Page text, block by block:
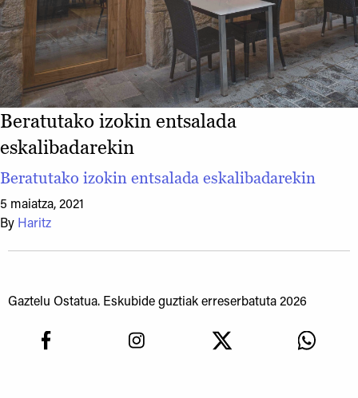
Beratutako izokin entsalada
eskalibadarekin
Beratutako izokin entsalada eskalibadarekin
5 maiatza, 2021
By Haritz
Gaztelu Ostatua. Eskubide guztiak erreserbatuta 2026